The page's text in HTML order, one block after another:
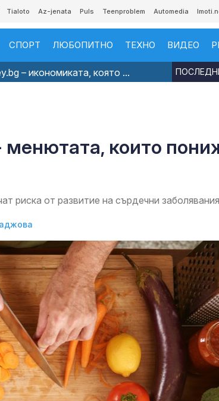
Tialoto Az-jenata Puls Teenproblem Automedia
СПОРТ ЛЮБОПИТНО ТЕХНО ВИДЕО
– икономиката, която ...
които
риска от развитие на сърдечни заболявания